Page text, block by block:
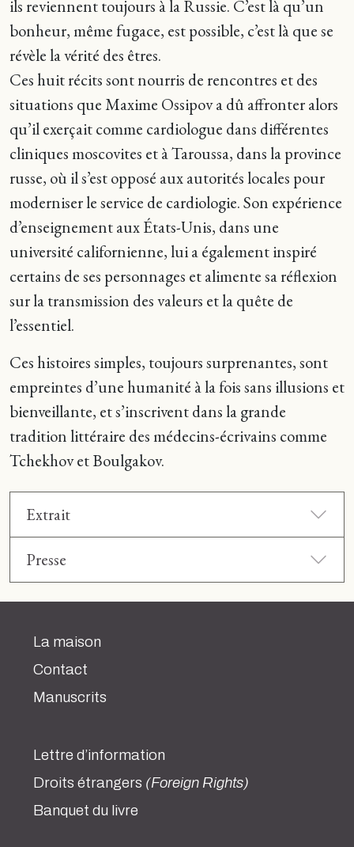
ils reviennent toujours à la Russie. C’est là qu’un
bonheur, même fugace, est possible, c’est là que se
révèle la vérité des êtres.
Ces huit récits sont nourris de rencontres et des
situations que Maxime Ossipov a dû affronter alors
qu’il exerçait comme cardiologue dans différentes
cliniques moscovites et à Taroussa, dans la province
russe, où il s’est opposé aux autorités locales pour
moderniser le service de cardiologie. Son expérience
d’enseignement aux États-Unis, dans une
université californienne, lui a également inspiré
certains de ses personnages et alimente sa réflexion
sur la transmission des valeurs et la quête de
l’essentiel.
Ces histoires simples, toujours surprenantes, sont
empreintes d’une humanité à la fois sans illusions et
bienveillante, et s’inscrivent dans la grande
tradition littéraire des médecins-écrivains comme
Tchekhov et Boulgakov.
Extrait
Presse
La maison
Contact
Manuscrits
Lettre d’information
Droits étrangers (Foreign Rights)
Banquet du livre